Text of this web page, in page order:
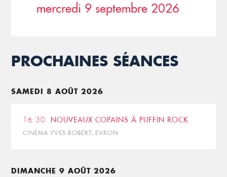
mercredi 9 septembre 2026
PROCHAINES SÉANCES
SAMEDI 8 AOÛT 2026
16:30 NOUVEAUX COPAINS À PUFFIN ROCK
CINÉMA YVES ROBERT, EVRON
DIMANCHE 9 AOÛT 2026